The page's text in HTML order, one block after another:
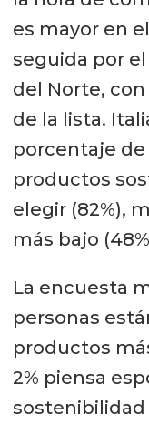
es mayor en
seguida por
del Norte,
de la lista.
porcentaje
productos
elegir (82%),
más bajo
La encuesta
personas
productos
2% piensa